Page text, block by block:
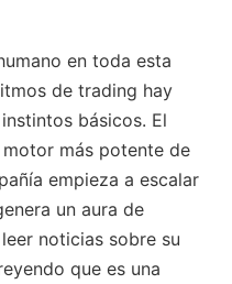
en toda esta
de trading hay
básicos. El
más potente de
empieza a escalar
un aura de
noticias sobre su
que es una